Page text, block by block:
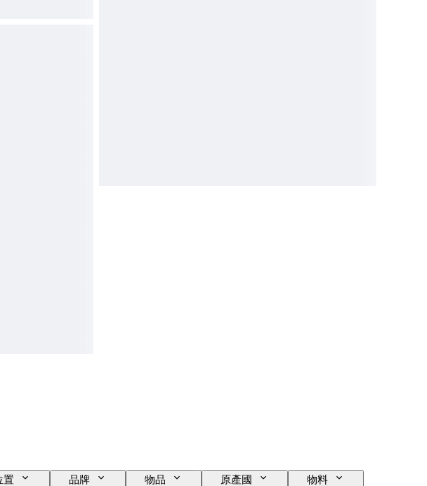
置 品牌 物品 原產國
物料